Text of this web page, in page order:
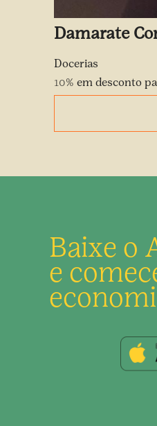
Damarate
Docerias
10% em desconto
Baixe o
e